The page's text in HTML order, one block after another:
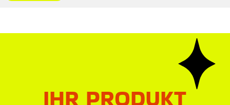
IHR PRODUKT